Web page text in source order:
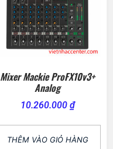
Mixer Mackie ProFX10v3+
Analog
10.260.000 ₫
THÊM VÀO GIỎ HÀNG